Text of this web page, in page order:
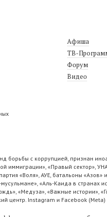
Афиша
ТВ-
Форум
Видео
с коррупцией, признан
«Правый сектор»,
«Воля», АУЕ, батальоны
«Аль-Каида в странах
«Медуза», «Важные истории»,
центр. Instagram и Facebook